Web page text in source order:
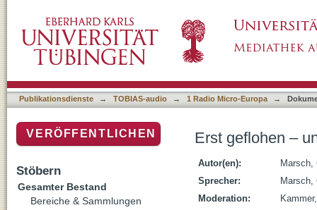
Publikationsdienste → TOBIAS-audio → 1 Radio Micro-Europa →
Erst geflohen –
Autor(en):
Marsch,
Sprecher:
Marsch,
Moderation:
VERÖFFENTLICHEN
Stöbern
Gesamter Bestand
Bereiche & Sammlungen